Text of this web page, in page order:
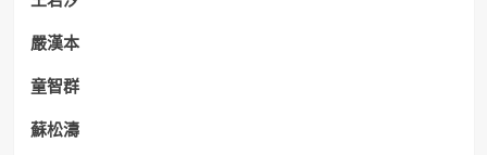
嚴漢本
童智群
蘇松濤